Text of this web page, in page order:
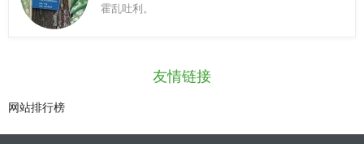
霍乱吐利。
友情链接
网站排行榜